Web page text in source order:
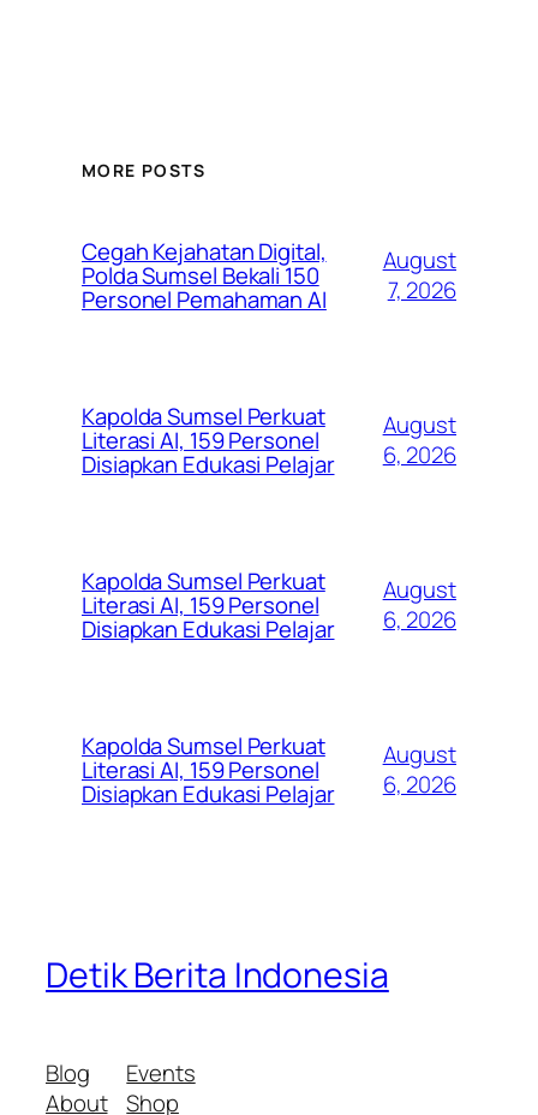
MORE POSTS
Cegah Kejahatan Digital,
Polda Sumsel Bekali 150
Personel Pemahaman AI
August
7, 2026
Kapolda Sumsel Perkuat
Literasi AI, 159 Personel
Disiapkan Edukasi Pelajar
August
6, 2026
Kapolda Sumsel Perkuat
Literasi AI, 159 Personel
Disiapkan Edukasi Pelajar
August
6, 2026
Kapolda Sumsel Perkuat
Literasi AI, 159 Personel
Disiapkan Edukasi Pelajar
August
6, 2026
Detik Berita Indonesia
Blog
About
Events
Shop